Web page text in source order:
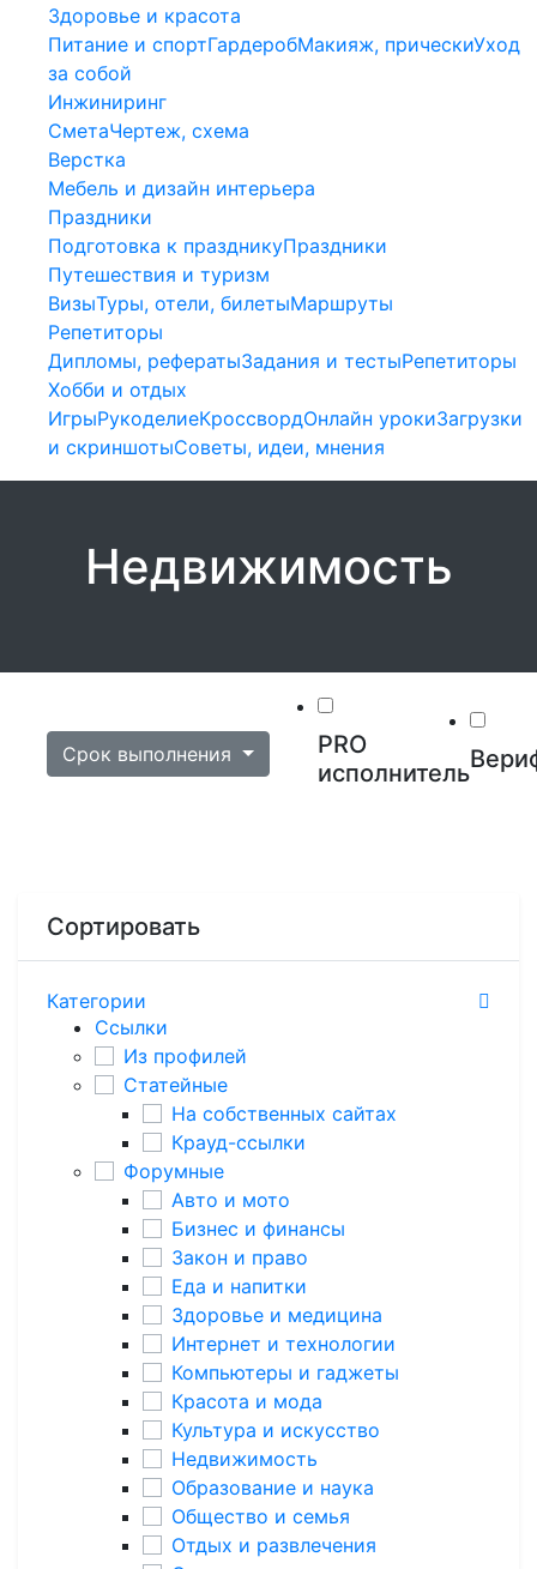
Здоровье и красота
Питание и спортГардеробМакияж, прическиУход
за собой
Инжиниринг
СметаЧертеж, схема
Верстка
Мебель и дизайн интерьера
Праздники
Подготовка к праздникуПраздники
Путешествия и туризм
ВизыТуры, отели, билетыМаршруты
Репетиторы
Дипломы, рефератыЗадания и тестыРепетиторы
Хобби и отдых
ИгрыРукоделиеКроссвордОнлайн урокиЗагрузки
и скриншотыСоветы, идеи, мнения
Недвижимость
Срок выполнения
PRO
исполнитель
Сортировать
Категории
Ссылки
Из профилей
Статейные
На собственных сайтах
Крауд-ссылки
Форумные
Авто и мото
Бизнес и финансы
Закон и право
Еда и напитки
Здоровье и медицина
Интернет и технологии
Компьютеры и гаджеты
Красота и мода
Культура и искусство
Недвижимость
Образование и наука
Общество и семья
Отдых и развлечения